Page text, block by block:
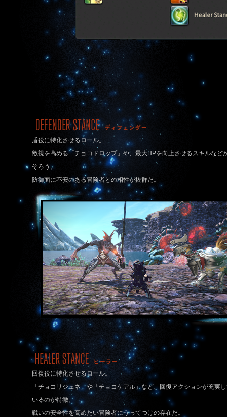
盾役に特化させるロール。
敵視を高める「チョコドロップ」や、最大HPを向上させるスキルなど
そろう。
防御面に不安のある冒険者との相性が抜群だ。
回復役に特化させるロール。
「チョコリジェネ」や「チョコケアル」など、回復アクションが充実
いるのが特徴。
戦いの安全性を高めたい冒険者にうってつけの存在だ。